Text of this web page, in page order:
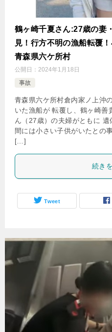
鶴ヶ崎千夏さん:27歳の妻
見！行方不明の漁船転覆
青森県六ケ所村
公開日： 2024年1月18日
事故
青森県六ケ所村倉内家ノ上沖
いた漁船が 転覆し、鶴ヶ崎善
ん（27歳）の夫婦がともに
間には小さい子供がいたとの
[…]
続き
Tweet